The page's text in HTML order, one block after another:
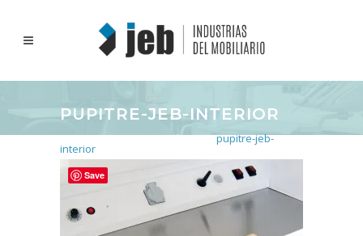
PUPITRE-JEB-INTERIOR
Inicio>Pupitre Repasado Eco>pupitre-jeb-
interior
Save